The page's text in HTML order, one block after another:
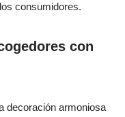
consumidores.
con
decoración armoniosa